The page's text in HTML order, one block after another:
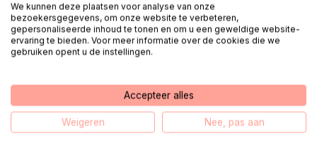
Vernieuwde PGO-keuzehulp helpt
mensen bij het vinden van een passende
persoonlijke gezondheidsomgeving
We kunnen deze plaatsen voor analyse van onze
bezoekersgegevens, om onze website te verbeteren,
gepersonaliseerde inhoud te tonen en om u een geweldige website-
ervaring te bieden. Voor meer informatie over de cookies die we
gebruiken opent u de instellingen.
Accepteer alles
Weigeren Nee, pas aan